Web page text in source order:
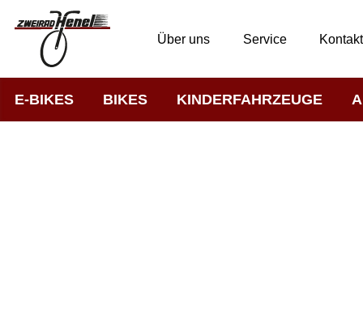
Über uns Service Kontakt
E-BIKES BIKES KINDERFAHRZEUGE